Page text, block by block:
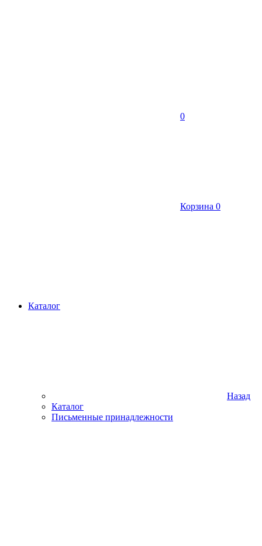
0
Корзина 0
Каталог
Назад
Каталог
Письменные принадлежности